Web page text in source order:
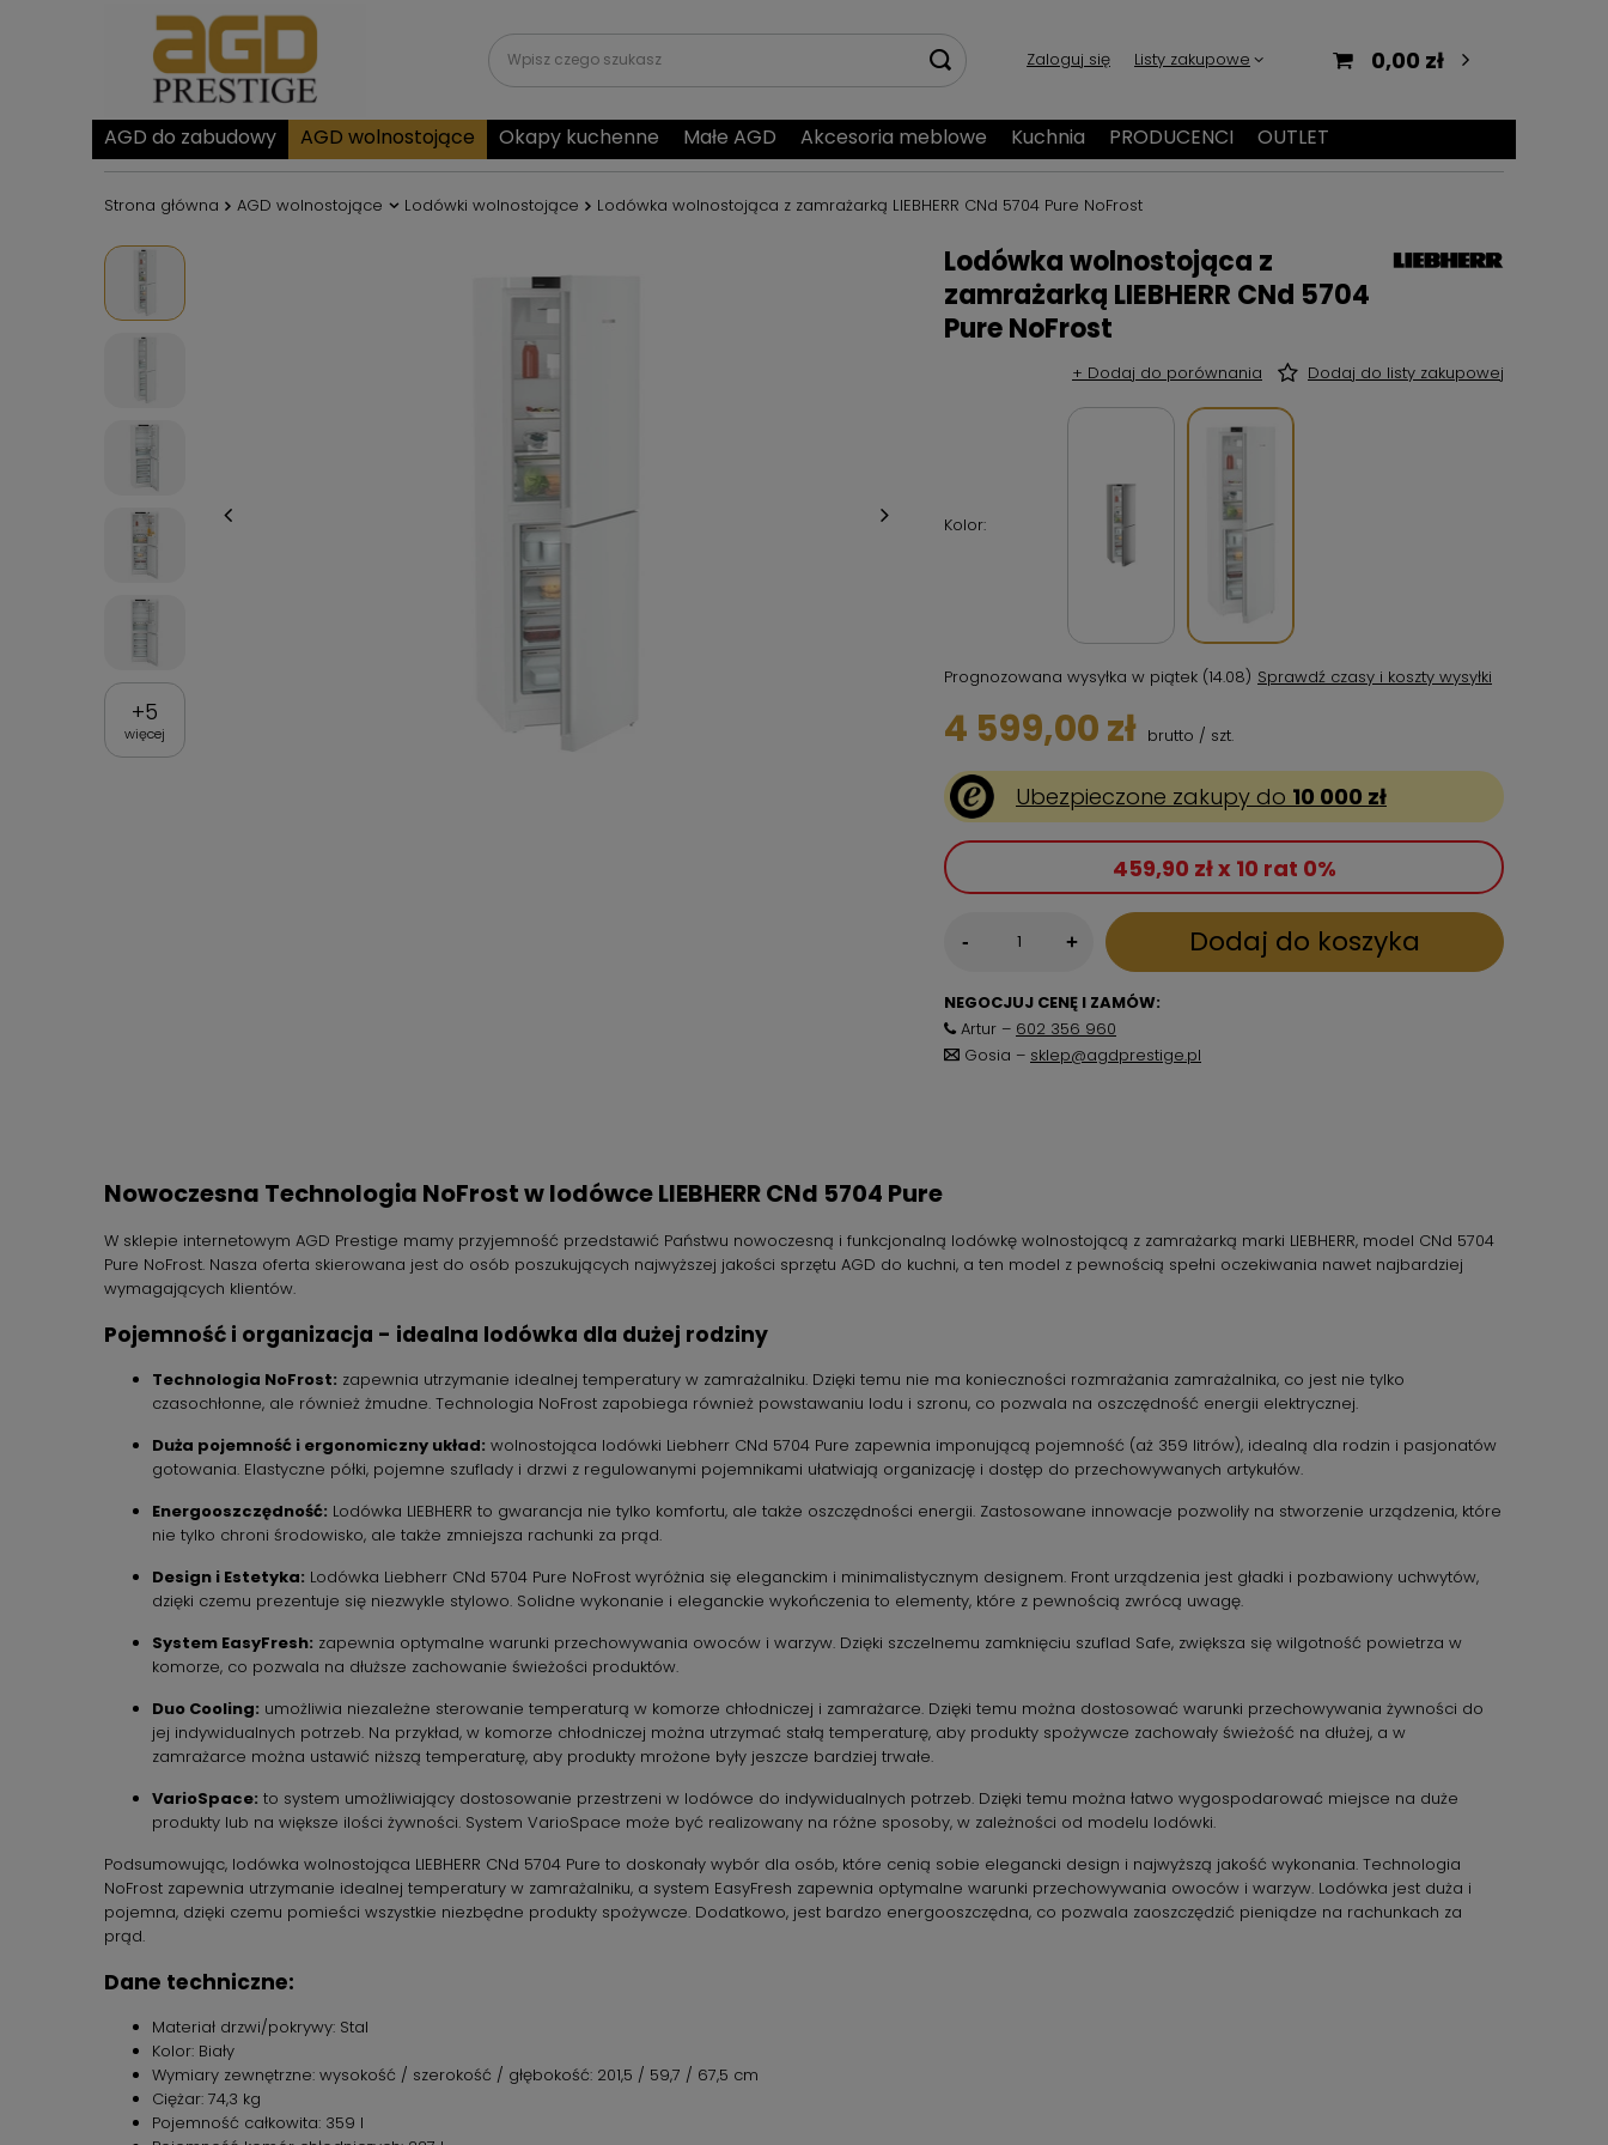
Zaloguj się Listy zakupowe 0,00 zł
AGD do zabudowy AGD wolnostojące Okapy kuchenne Małe AGD Akcesoria meblowe Kuchnia PRODUCENCI OUTLET
Strona główna AGD wolnostojące Lodówki wolnostojące Lodówka wolnostojąca z zamrażarką LIEBHERR CNd 5704 Pure NoFrost
+5
więcej
Lodówka wolnostojąca z
zamrażarką LIEBHERR CNd 5704
Pure NoFrost
+ Dodaj do porównania Dodaj do listy zakupowej
Kolor
Prognozowana wysyłka w piątek (14.08) Sprawdź czasy i koszty wysyłki
4 599,00 zł brutto / szt.
Ubezpieczone zakupy do 10 000 zł
459,90 zł x 10 rat 0%
- + Dodaj do koszyka
NEGOCJUJ CENĘ I ZAMÓW:
Artur – 602 356 960
Gosia – sklep@agdprestige.pl
Nowoczesna Technologia NoFrost w lodówce LIEBHERR CNd 5704 Pure
W sklepie internetowym AGD Prestige mamy przyjemność przedstawić Państwu nowoczesną i funkcjonalną lodówkę wolnostojącą z zamrażarką marki LIEBHERR, model CNd 5704
Pure NoFrost. Nasza oferta skierowana jest do osób poszukujących najwyższej jakości sprzętu AGD do kuchni, a ten model z pewnością spełni oczekiwania nawet najbardziej
wymagających klientów.
Pojemność i organizacja - idealna lodówka dla dużej rodziny
Technologia NoFrost: zapewnia utrzymanie idealnej temperatury w zamrażalniku. Dzięki temu nie ma konieczności rozmrażania zamrażalnika, co jest nie tylko
czasochłonne, ale również żmudne. Technologia NoFrost zapobiega również powstawaniu lodu i szronu, co pozwala na oszczędność energii elektrycznej.
Duża pojemność i ergonomiczny układ: wolnostojąca lodówki Liebherr CNd 5704 Pure zapewnia imponującą pojemność (aż 359 litrów), idealną dla rodzin i pasjonatów
gotowania. Elastyczne półki, pojemne szuflady i drzwi z regulowanymi pojemnikami ułatwiają organizację i dostęp do przechowywanych artykułów.
Energooszczędność: Lodówka LIEBHERR to gwarancja nie tylko komfortu, ale także oszczędności energii. Zastosowane innowacje pozwoliły na stworzenie urządzenia, które
nie tylko chroni środowisko, ale także zmniejsza rachunki za prąd.
Design i Estetyka: Lodówka Liebherr CNd 5704 Pure NoFrost wyróżnia się eleganckim i minimalistycznym designem. Front urządzenia jest gładki i pozbawiony uchwytów,
dzięki czemu prezentuje się niezwykle stylowo. Solidne wykonanie i eleganckie wykończenia to elementy, które z pewnością zwrócą uwagę.
System EasyFresh: zapewnia optymalne warunki przechowywania owoców i warzyw. Dzięki szczelnemu zamknięciu szuflad Safe, zwiększa się wilgotność powietrza w
komorze, co pozwala na dłuższe zachowanie świeżości produktów.
Duo Cooling: umożliwia niezależne sterowanie temperaturą w komorze chłodniczej i zamrażarce. Dzięki temu można dostosować warunki przechowywania żywności do
jej indywidualnych potrzeb. Na przykład, w komorze chłodniczej można utrzymać stałą temperaturę, aby produkty spożywcze zachowały świeżość na dłużej, a w
zamrażarce można ustawić niższą temperaturę, aby produkty mrożone były jeszcze bardziej trwałe.
VarioSpace: to system umożliwiający dostosowanie przestrzeni w lodówce do indywidualnych potrzeb. Dzięki temu można łatwo wygospodarować miejsce na duże
produkty lub na większe ilości żywności. System VarioSpace może być realizowany na różne sposoby, w zależności od modelu lodówki.
Podsumowując, lodówka wolnostojąca LIEBHERR CNd 5704 Pure to doskonały wybór dla osób, które cenią sobie elegancki design i najwyższą jakość wykonania. Technologia
NoFrost zapewnia utrzymanie idealnej temperatury w zamrażalniku, a system EasyFresh zapewnia optymalne warunki przechowywania owoców i warzyw. Lodówka jest duża i
pojemna, dzięki czemu pomieści wszystkie niezbędne produkty spożywcze. Dodatkowo, jest bardzo energooszczędna, co pozwala zaoszczędzić pieniądze na rachunkach za
prąd.
Dane techniczne:
Materiał drzwi/pokrywy: Stal
Kolor: Biały
Wymiary zewnętrzne: wysokość / szerokość / głębokość: 201,5 / 59,7 / 67,5 cm
Ciężar: 74,3 kg
Pojemność całkowita: 359 l